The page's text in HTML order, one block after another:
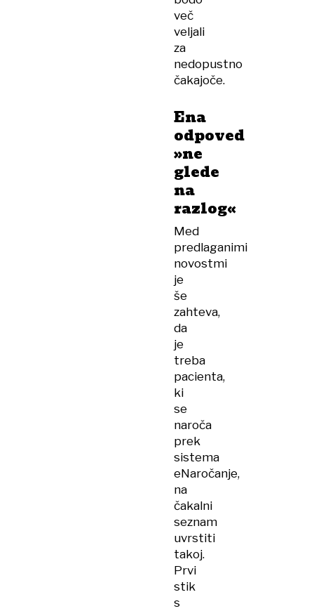
več
veljali
za
nedopustno
čakajoče.
Ena
odpoved
»ne
glede
na
razlog«
Med
predlaganimi
novostmi
je
še
zahteva,
da
je
treba
pacienta,
ki
se
naroča
prek
sistema
eNaročanje,
na
čakalni
seznam
uvrstiti
takoj.
Prvi
stik
s